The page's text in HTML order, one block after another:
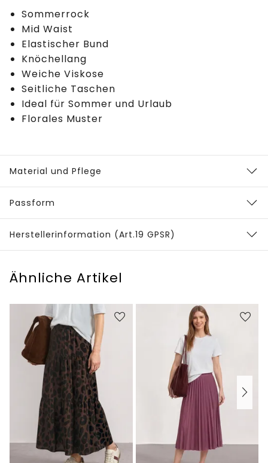
Sommerrock
Mid Waist
Elastischer Bund
Knöchellang
Weiche Viskose
Seitliche Taschen
Ideal für Sommer und Urlaub
Florales Muster
Material und Pflege
Passform
Herstellerinformation (Art.19 GPSR)
Ähnliche Artikel